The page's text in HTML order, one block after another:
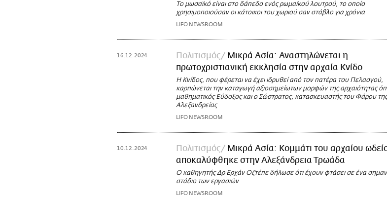
Το μωσαϊκό είναι στο δάπεδο ενός ρωμαϊκού λουτρού, το οποίο
χρησιμοποιούσαν οι κάτοικοι του χωριού σαν στάβλο για χρόνια
LIFO NEWSROOM
16.12.2024 Πολιτισμός
Μικρά Ασία: Αναστηλώνεται η
πρωτοχριστιανική εκκλησία στην αρχαία Κνίδο
Η Κνίδος, που φέρεται να έχει ιδρυθεί από τον πατέρα του Πελασγού,
καρπώνεται την καταγωγή αξιοσημείωτων μορφών της αρχαιότητας
μαθηματικός Εύδοξος και ο Σώστρατος, κατασκευαστής του Φάρου της
Αλεξανδρείας
LIFO NEWSROOM
10.12.2024 Πολιτισμός
Μικρά Ασία: Κομμάτι του αρχαίου
αποκαλύφθηκε στην Αλεξάνδρεια Τρωάδα
Ο καθηγητής Δρ Ερχάν Οζτέπε δήλωσε ότι έχουν φτάσει σε ένα
στάδιο των εργασιών
LIFO NEWSROOM